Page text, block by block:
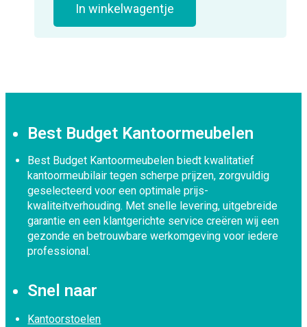
In winkelwagentje
Best Budget Kantoormeubelen
Best Budget Kantoormeubelen biedt kwalitatief
kantoormeubilair tegen scherpe prijzen, zorgvuldig
geselecteerd voor een optimale prijs-
kwaliteitverhouding. Met snelle levering, uitgebreide
garantie en een klantgerichte service creëren wij een
gezonde en betrouwbare werkomgeving voor iedere
professional.
Snel naar
Kantoorstoelen